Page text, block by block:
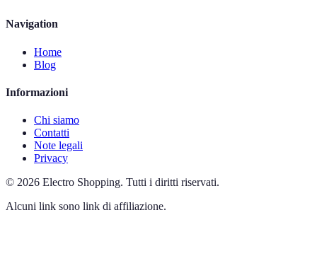
Navigation
Home
Blog
Informazioni
Chi siamo
Contatti
Note legali
Privacy
© 2026 Electro Shopping. Tutti i diritti riservati.
Alcuni link sono link di affiliazione.